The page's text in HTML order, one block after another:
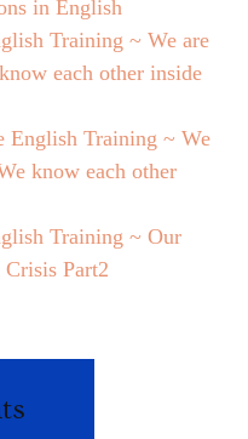
in English
Training ~ We are
each other inside
English Training ~ We
know each other
Training ~ Our
Part2